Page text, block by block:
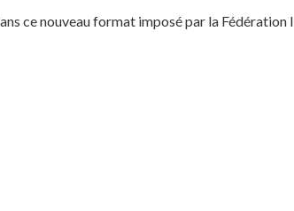
ce nouveau format imposé par la